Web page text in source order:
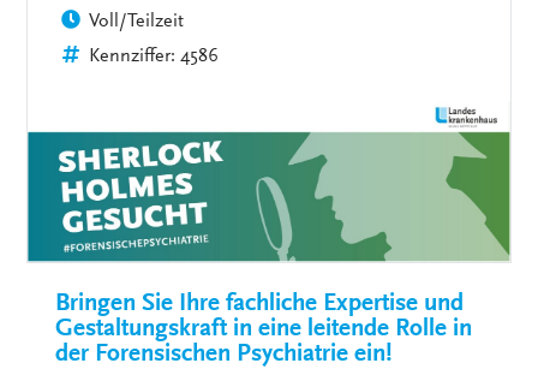
Voll/Teilzeit
Kennziffer: 4586
Bringen Sie Ihre fachliche Expertise und
Gestaltungskraft in eine leitende Rolle in
der Forensischen Psychiatrie ein!